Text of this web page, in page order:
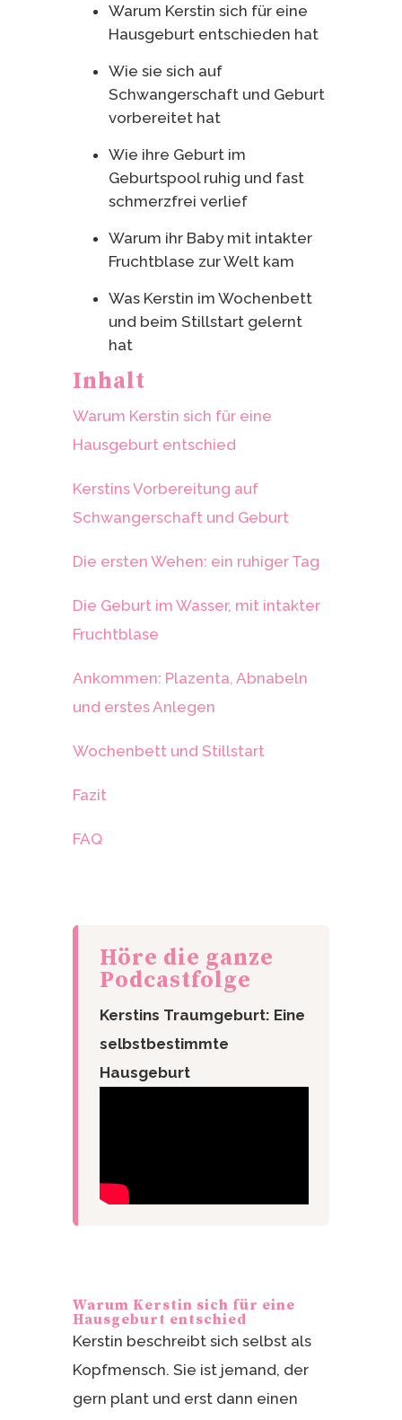
Warum Kerstin sich für eine
Hausgeburt entschieden hat
Wie sie sich auf
Schwangerschaft und Geburt
vorbereitet hat
Wie ihre Geburt im
Geburtspool ruhig und fast
schmerzfrei verlief
Warum ihr Baby mit intakter
Fruchtblase zur Welt kam
Was Kerstin im Wochenbett
und beim Stillstart gelernt
hat
Inhalt
Warum Kerstin sich für eine
Hausgeburt entschied
Kerstins Vorbereitung auf
Schwangerschaft und Geburt
Die ersten Wehen: ein ruhiger Tag
Die Geburt im Wasser, mit intakter
Fruchtblase
Ankommen: Plazenta, Abnabeln
und erstes Anlegen
Wochenbett und Stillstart
Fazit
FAQ
Höre die ganze
Podcastfolge
Kerstins Traumgeburt: Eine
selbstbestimmte
Hausgeburt
Warum Kerstin sich für eine
Hausgeburt entschied
Kerstin beschreibt sich selbst als
Kopfmensch. Sie ist jemand, der
gern plant und erst dann einen